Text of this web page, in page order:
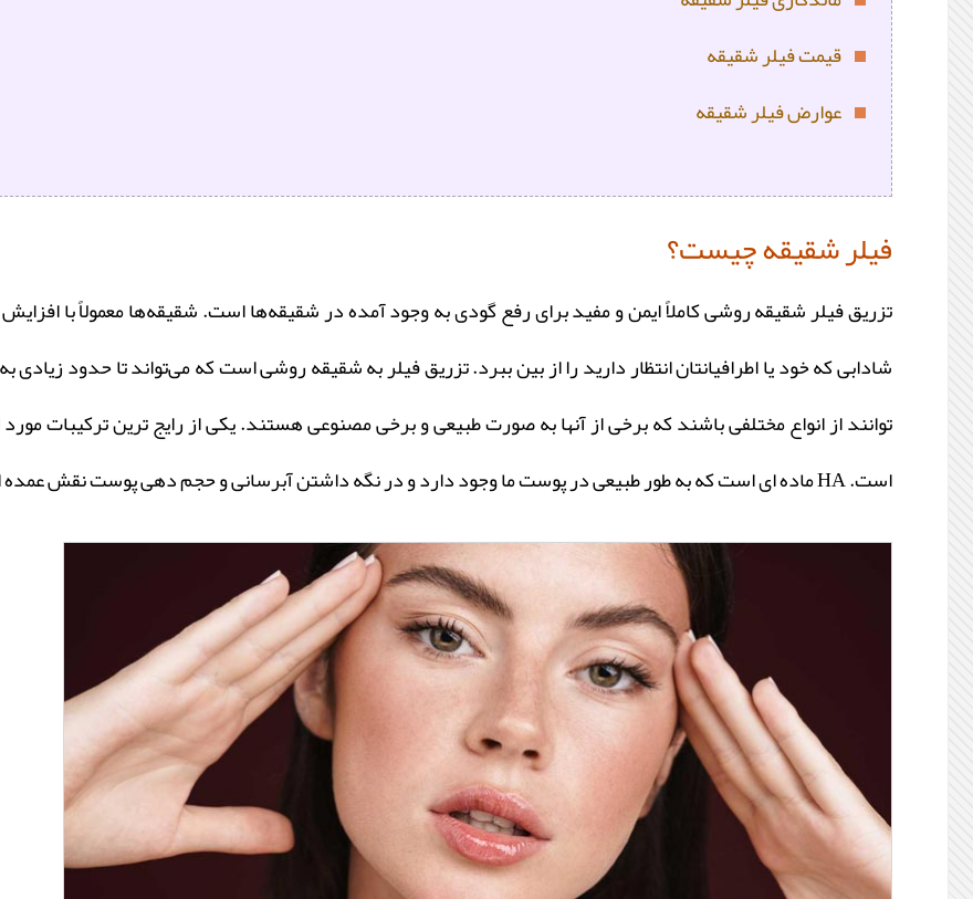
قیمت فیلر شقیقه
عوارض فیلر شقیقه
فیلر شقیقه چیست؟
تزریق فیلر شقیقه روشی کاملاً ایمن و مفید برای رفع گودی به وجود آمده در شقیقه‌ها است. شقیقه‌ها معمولاً با
شادابی که خود یا اطرافیانتان انتظار دارید را از بین ببرد. تزریق فیلر به شقیقه روشی است که می‌تواند تا حدود
توانند از انواع مختلفی باشند که برخی از آنها به صورت طبیعی و برخی مصنوعی هستند. یکی از رایج ترین ترکیبات
است. HA ماده ای است که به طور طبیعی در پوست ما وجود دارد و در نگه داشتن آبرسانی و حجم دهی پوست نقش عمده ای دارد.